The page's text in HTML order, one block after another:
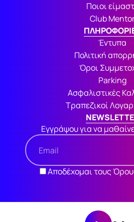
Ποιοι
Club
Έντυπα
Πολιτική
Όροι
Parking
Ασφαλιστικές
Τραπεζικοί
Εγγράψου για να
Αποδέχομαι τους